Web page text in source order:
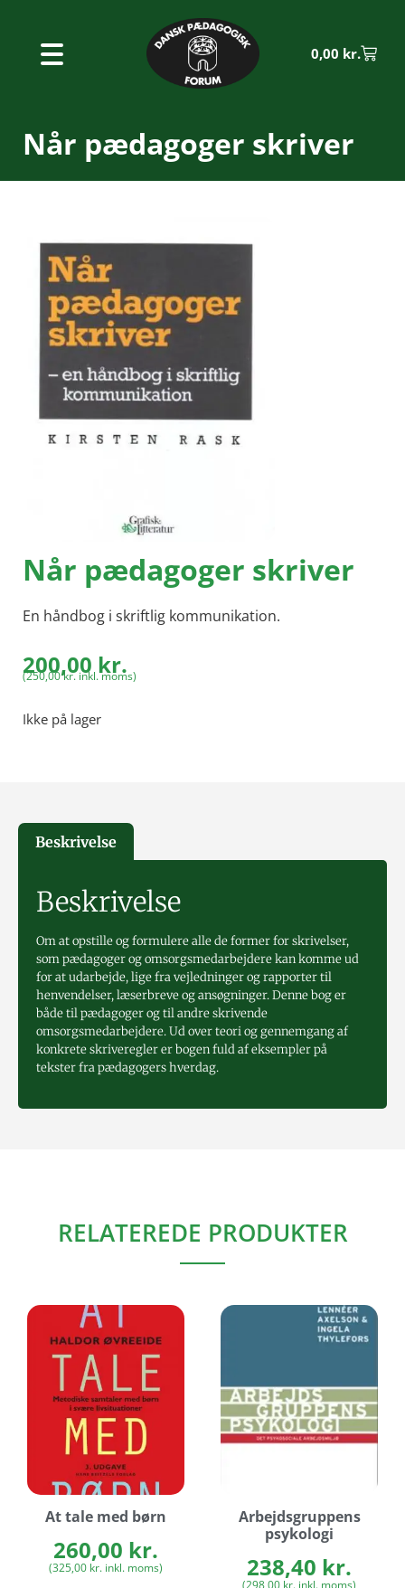
0,00 kr.
Når pædagoger skriver
Når pædagoger skriver
En håndbog i skriftlig kommunikation.
200,00kr.
(250,00kr.inkl. moms)
Ikke på lager
Beskrivelse
Beskrivelse
Om at opstille og formulere alle de former for skrivelser,
som pædagoger og omsorgsmedarbejdere kan komme ud
for at udarbejde, lige fra vejledninger og rapporter til
henvendelser, læserbreve og ansøgninger. Denne bog er
både til pædagoger og til andre skrivende
omsorgsmedarbejdere. Ud over teori og gennemgang af
konkrete skriveregler er bogen fuld af eksempler på
tekster fra pædagogers hverdag.
RELATEREDE PRODUKTER
At tale med børn
260,00 kr.
(325,00 kr. inkl. moms)
Arbejdsgruppens
psykologi
238,40 kr.
(298,00 kr. inkl. moms)